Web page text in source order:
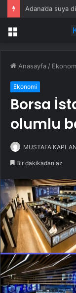
Menü
Anasayfa /
Ekonomi
Borsa
olumlu
MUSTAFA KAPLAN
Bir dakikadan az